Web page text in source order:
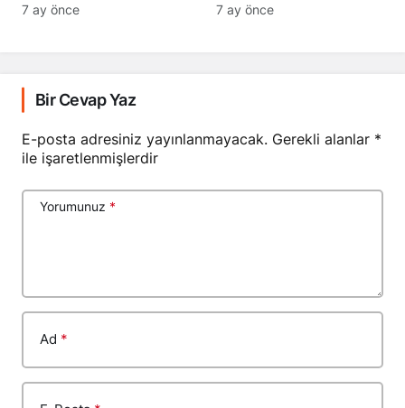
7 ay önce 7 ay önce
Bir Cevap Yaz
E-posta adresiniz yayınlanmayacak. Gerekli alanlar *
ile işaretlenmişlerdir
Yorumunuz *
Ad *